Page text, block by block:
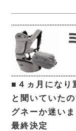
■４ヵ月になり
と聞いていた
グネーか迷い
最終決定